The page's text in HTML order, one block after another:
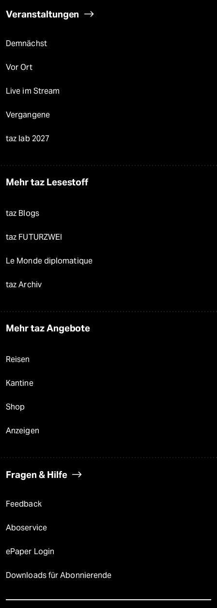
Veranstaltungen
Demnächst
Vor Ort
Live im Stream
Vergangene
taz lab 2027
Mehr taz Lesestoff
taz Blogs
taz FUTURZWEI
Le Monde diplomatique
taz Archiv
Mehr taz Angebote
Reisen
Kantine
Shop
Anzeigen
Fragen & Hilfe
Feedback
Aboservice
ePaper Login
Downloads für Abonnierende